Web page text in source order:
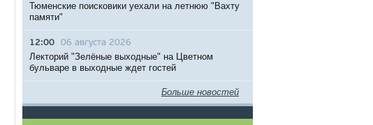
Тюменские поисковики уехали на летнюю "Вахту
памяти"
12:00 06 августа 2026
Лекторий "Зелёные выходные" на Цветном
бульваре в выходные ждет гостей
Больше новостей